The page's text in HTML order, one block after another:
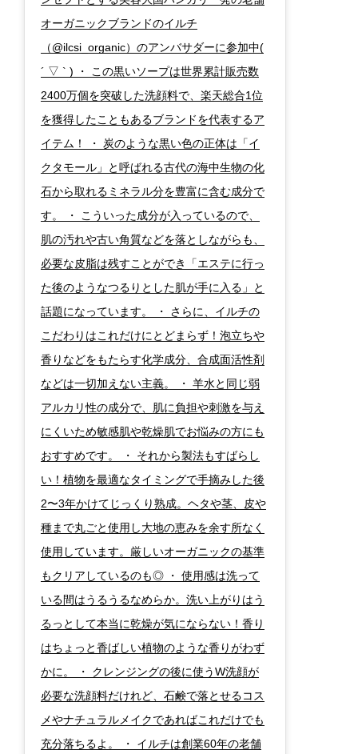
オーガニックブランドのイルチ
（@ilcsi_organic）のアンバサダーに参加中(
´ ▽ ` ) ・ この黒いソープは世界累計販売数
2400万個を突破した洗顔料で、楽天総合1位
を獲得したこともあるブランドを代表するア
イテム！ ・ 炭のような黒い色の正体は「イ
クタモール」と呼ばれる古代の海中生物の化
石から取れるミネラル分を豊富に含む成分で
す。 ・ こういった成分が入っているので、
肌の汚れや古い角質などを落としながらも、
必要な皮脂は残すことができ「エステに行っ
た後のようなつるりとした肌が手に入る」と
話題になっています。 ・ さらに、イルチの
こだわりはこれだけにとどまらず！泡立ちや
香りなどをもたらす化学成分、合成面活性剤
などは一切加えない主義。 ・ 羊水と同じ弱
アルカリ性の成分で、肌に負担や刺激を与え
にくいため敏感肌や乾燥肌でお悩みの方にも
おすすめです。 ・ それから製法もすばらし
い！植物を最適なタイミングで手摘みした後
2〜3年かけてじっくり熟成。ヘタや茎、皮や
種まで丸ごと使用し大地の恵みを余す所なく
使用しています。厳しいオーガニックの基準
もクリアしているのも◎ ・ 使用感は洗って
いる間はうるうるなめらか。洗い上がりはう
るっとして本当に乾燥が気にならない！香り
はちょっと香ばしい植物のような香りがわず
かに。 ・ クレンジングの後に使うW洗顔が
必要な洗顔料だけれど、石鹸で落とせるコス
メやナチュラルメイクであればこれだけでも
充分落ちるよ。 ・ イルチは創業60年の老舗